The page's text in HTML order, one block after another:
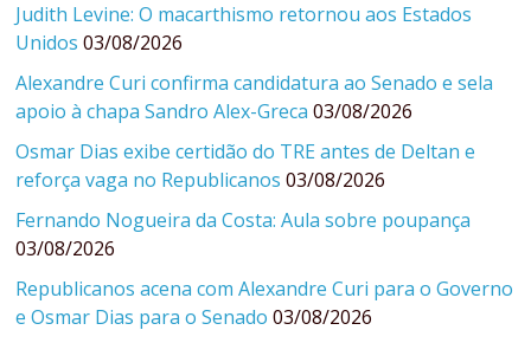
Judith Levine: O macarthismo retornou aos Estados
Unidos 03/08/2026
Alexandre Curi confirma candidatura ao Senado e sela
apoio à chapa Sandro Alex-Greca 03/08/2026
Osmar Dias exibe certidão do TRE antes de Deltan e
reforça vaga no Republicanos 03/08/2026
Fernando Nogueira da Costa: Aula sobre poupança
03/08/2026
Republicanos acena com Alexandre Curi para o Governo
e Osmar Dias para o Senado 03/08/2026